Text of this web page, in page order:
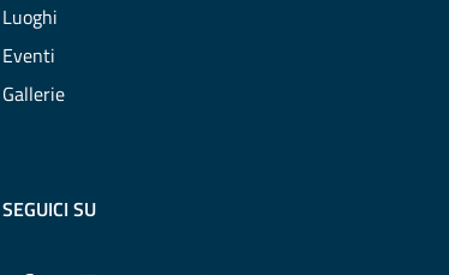
Luoghi
Eventi
Gallerie
SEGUICI SU